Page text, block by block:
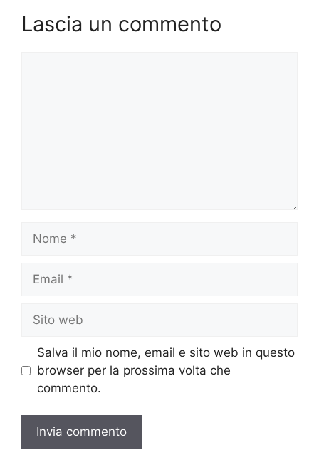
Lascia un commento
web
Salva il mio nome, email e sito web in questo
browser per la prossima volta che
commento.